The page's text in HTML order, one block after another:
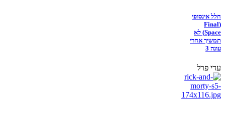
חלל אינסופי
(Final
Space) לא
תמשיך אחרי
עונה 3
עדי פרל